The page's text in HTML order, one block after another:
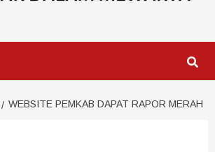
WEBSITE PEMKAB DAPAT RAPOR MERAH